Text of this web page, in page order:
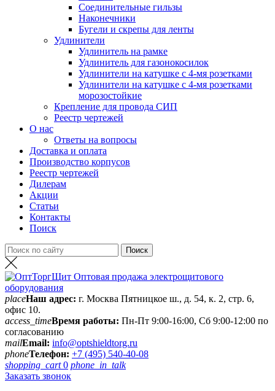
Соединительные гильзы
Наконечники
Бугели и скрепы для ленты
Удлинители
Удлинитель на рамке
Удлинитель для газонокосилок
Удлинители на катушке с 4-мя розетками
Удлинители на катушке с 4-мя розетками
морозостойкие
Крепление для провода СИП
Реестр чертежей
О нас
Ответы на вопросы
Доставка и оплата
Производство корпусов
Реестр чертежей
Дилерам
Акции
Статьи
Контакты
Поиск
placeНаш адрес: г. Москва Пятницкое ш., д. 54, к. 2, стр. 6,
офис 10.
access_timeВремя работы: Пн-Пт 9:00-16:00, Сб 9:00-12:00 по
согласованию
mailEmail: info@optshieldtorg.ru
phoneТелефон: +7 (495) 540-40-08
shopping_cart 0 phone_in_talk
Заказать звонок